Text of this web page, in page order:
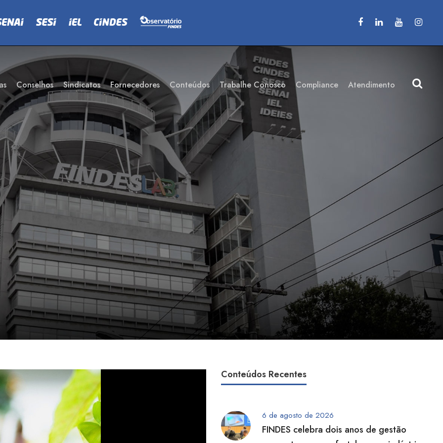
Conselhos Sindicatos Fornecedores Conteúdos Trabalhe Conosco Compliance Atendimento
Conteúdos Recentes
6 de agosto de 2026
FINDES celebra dois anos de gestão